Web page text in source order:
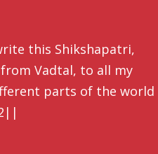
this Shikshapatri,
Vadtal, to all my
parts of the world